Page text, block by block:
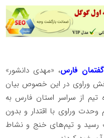
فارس، «مهدی دانشور»
وراوی در این خصوص بیان
از سراسر استان فارس به
وحدت وراوی با اقتدار و بدون
رسید و تیم‌های خنج و نشاط